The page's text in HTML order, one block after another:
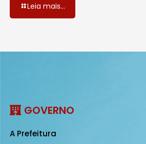
Leia mais...
GOVERNO
A Prefeitura